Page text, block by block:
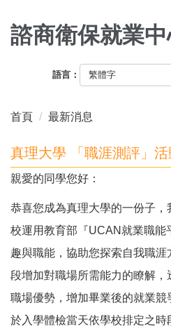
到
主
區
諮商衛保就業
語言：
首頁 最新消息
真理大學 「職涯測評」活
親愛的同學您好：
恭喜您成為真理大學的一份子
校運用教育部『UCAN就業職能
趣與職能，協助您探索自我職
段增加對職場所需能力的瞭解，
職場優勢，增加畢業後的就業
於入學體檢當天依學校排定之